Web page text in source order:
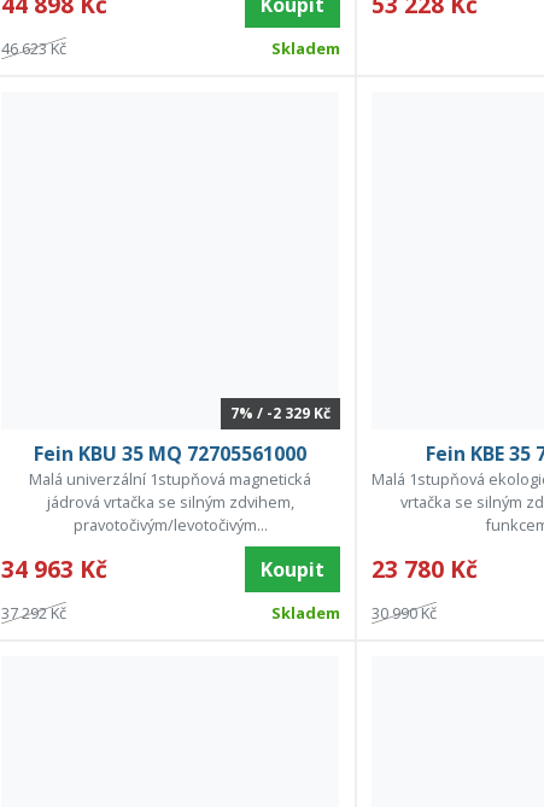
46 623 Kč Skladem
7% / -2 329 Kč
Fein KBU 35 MQ 72705561000
Malá univerzální 1stupňová magnetická
jádrová vrtačka se silným zdvihem,
pravotočivým/levotočivým...
34 963 Kč Koupit
37 292 Kč Skladem
Fein KBE 35
Malá 1stupňová
vrtačka se silným
23 780 Kč
30 990 Kč